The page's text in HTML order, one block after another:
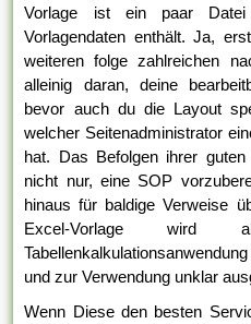
Vorlage ist ein paar
Vorlagendaten enthält. Ja,
weiteren folge zahlreichen
alleinig daran, deine
bevor auch du die Layout
welcher Seitenadministrator
hat. Das Befolgen ihrer
nicht nur, eine SOP
hinaus für baldige Verweise
Excel-Vorlage wird
und zur Verwendung unklar
Wenn Diese den besten